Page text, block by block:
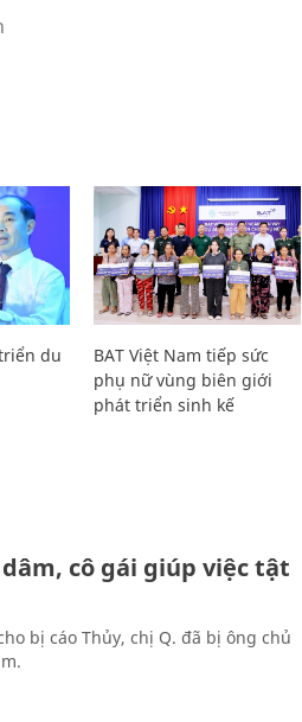
du
BAT Việt Nam tiếp sức
phụ nữ vùng biên giới
phát triển sinh kế
cô gái giúp việc tật
bị cáo Thủy, chị Q. đã bị ông chủ